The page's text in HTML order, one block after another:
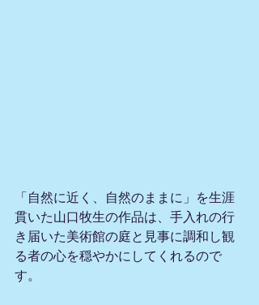
「自然に近く、自然のままに」を生涯
貫いた山口牧生の作品は、手入れの行
き届いた美術館の庭と見事に調和し観
る者の心を穏やかにしてくれるので
す。